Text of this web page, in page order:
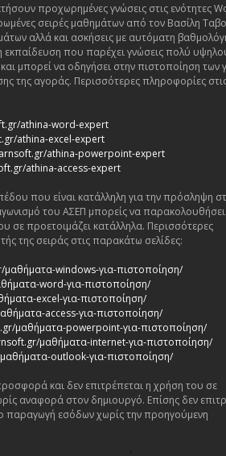
προχωρημένες γνώσεις στις ενότητες
σειρές μαθημάτων από τον Βασίλη
αλλά και ασκήσεις με αυτόματη
εκπαίδευση που παρέχει γνώσεις πολύ
μπορεί να οδηγήσει στην πιστοποίηση των
της αγοράς. Περισσότερες πληροφορίες
athina-word-expert
athina-excel-expert
athina-powerpoint-expert
athina-access-expert
που είναι κατάλληλη για την πρόσληψη
του ΑΣΕΠ μπορείς να
σε προετοιμάζει κατάλληλα. Περισσότερες
της σειράς στις παρακάτω σελίδες:
windows-για-πιστοποίηση/
word-για-πιστοποίηση/
excel-για-πιστοποίηση/
access-για-πιστοποίηση/
μαθήματα-powerpoint-για-πιστοποίηση/
μαθήματα-internet-για-πιστοποίηση/
outlook-για-πιστοποίηση/
και δεν επιτρέπεται η χρήση του σε
αναφορά στον δημιουργό. Επίσης δεν
εσόδων χωρίς την προηγούμενη